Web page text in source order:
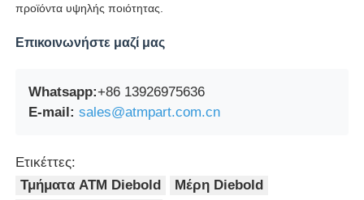
προϊόντα υψηλής ποιότητας.
Επικοινωνήστε μαζί μας
Whatsapp:+86 13926975636
E-mail: sales@atmpart.com.cn
Ετικέττες:
Τμήματα ATM Diebold
Μέρη Diebold